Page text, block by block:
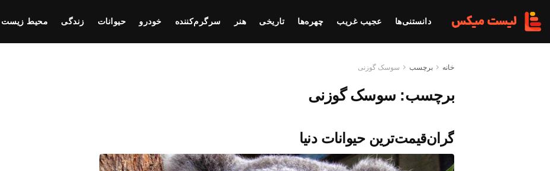
دانستنی‌ها عجیب غریب چهره‌ها تاریخی هنر سرگرم‌کننده خودرو حیوانات زندگی محیط زیست
خانه برچسب سوسک گوزنی
برچسب: سوسک گوزنی
گران‌قیمت‌ترین حیوانات دنیا